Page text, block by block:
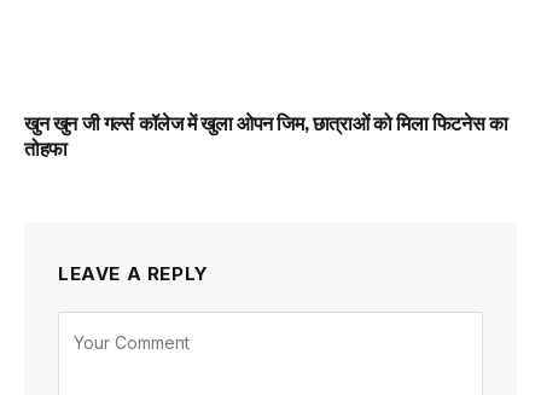
खुन खुन जी गर्ल्स कॉलेज में खुला ओपन जिम, छात्राओं को मिला फिटनेस का
तोहफा
LEAVE A REPLY